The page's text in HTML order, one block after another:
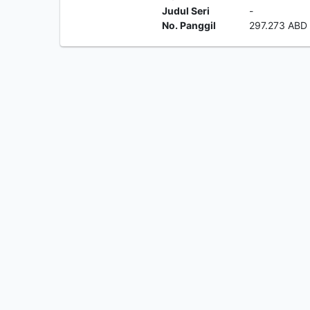
Judul Seri
-
No. Panggil
297.273 ABD